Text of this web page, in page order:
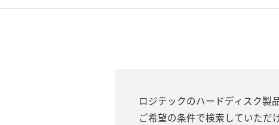
ロジテックのハードディスク製
ご希望の条件で検索していただ